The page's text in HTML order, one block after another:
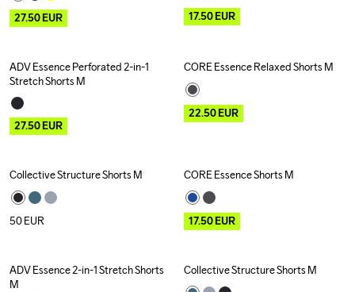
27.50EUR 17.50EUR
Outlet
ADV Essence Perforated 2-in-1
Stretch Shorts M
27.50EUR
Outlet
CORE Essence Relaxed Shorts M
22.50EUR
Collective Structure Shorts M
50EUR
Outlet
CORE Essence Shorts M
17.50EUR
Outlet
ADV Essence 2-in-1 Stretch Shorts
M
Collective Structure Shorts M